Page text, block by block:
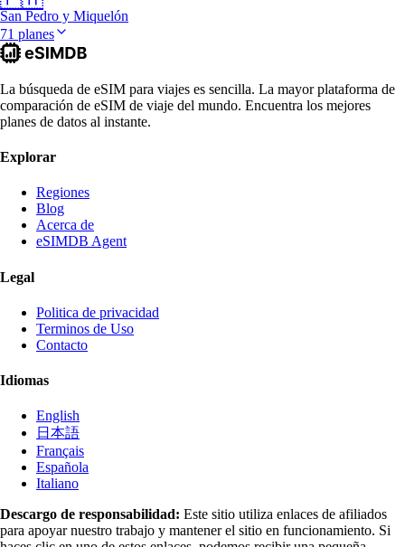
San Pedro y Miquelón
71 planes
La búsqueda de eSIM para viajes es sencilla. La mayor plataforma de
comparación de eSIM de viaje del mundo. Encuentra los mejores
planes de datos al instante.
Explorar
Regiones
Blog
Acerca de
eSIMDB Agent
Legal
Politica de privacidad
Terminos de Uso
Contacto
Idiomas
English
日本語
Français
Española
Italiano
Descargo de responsabilidad: Este sitio utiliza enlaces de afiliados
para apoyar nuestro trabajo y mantener el sitio en funcionamiento. Si